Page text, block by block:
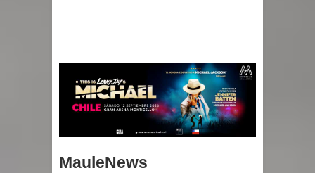
MauleNews